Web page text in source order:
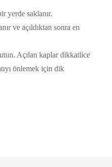
yerde saklanır.
ve açıldıktan sonra en
Açılan kaplar dikkatlice
önlemek için dik